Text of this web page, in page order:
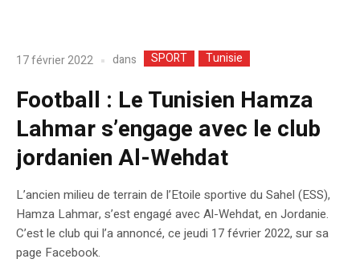
17 février 2022 dans SPORT Tunisie
Football : Le Tunisien Hamza
Lahmar s’engage avec le club
jordanien Al-Wehdat
L’ancien milieu de terrain de l’Etoile sportive du Sahel (ESS),
Hamza Lahmar, s’est engagé avec Al-Wehdat, en Jordanie.
C’est le club qui l’a annoncé, ce jeudi 17 février 2022, sur sa
page Facebook.